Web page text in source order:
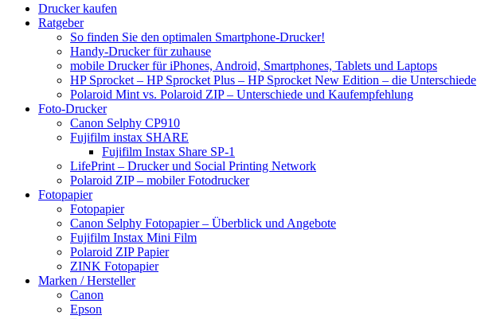
Drucker kaufen
Ratgeber
So finden Sie den optimalen Smartphone-Drucker!
Handy-Drucker für zuhause
mobile Drucker für iPhones, Android, Smartphones, Tablets und Laptops
HP Sprocket – HP Sprocket Plus – HP Sprocket New Edition – die Unterschiede
Polaroid Mint vs. Polaroid ZIP – Unterschiede und Kaufempfehlung
Foto-Drucker
Canon Selphy CP910
Fujifilm instax SHARE
Fujifilm Instax Share SP-1
LifePrint – Drucker und Social Printing Network
Polaroid ZIP – mobiler Fotodrucker
Fotopapier
Fotopapier
Canon Selphy Fotopapier – Überblick und Angebote
Fujifilm Instax Mini Film
Polaroid ZIP Papier
ZINK Fotopapier
Marken / Hersteller
Canon
Epson